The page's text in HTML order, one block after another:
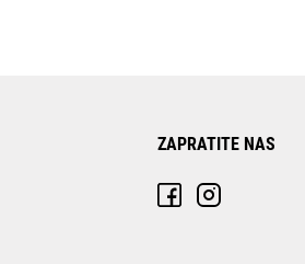
ZAPRATITE NAS